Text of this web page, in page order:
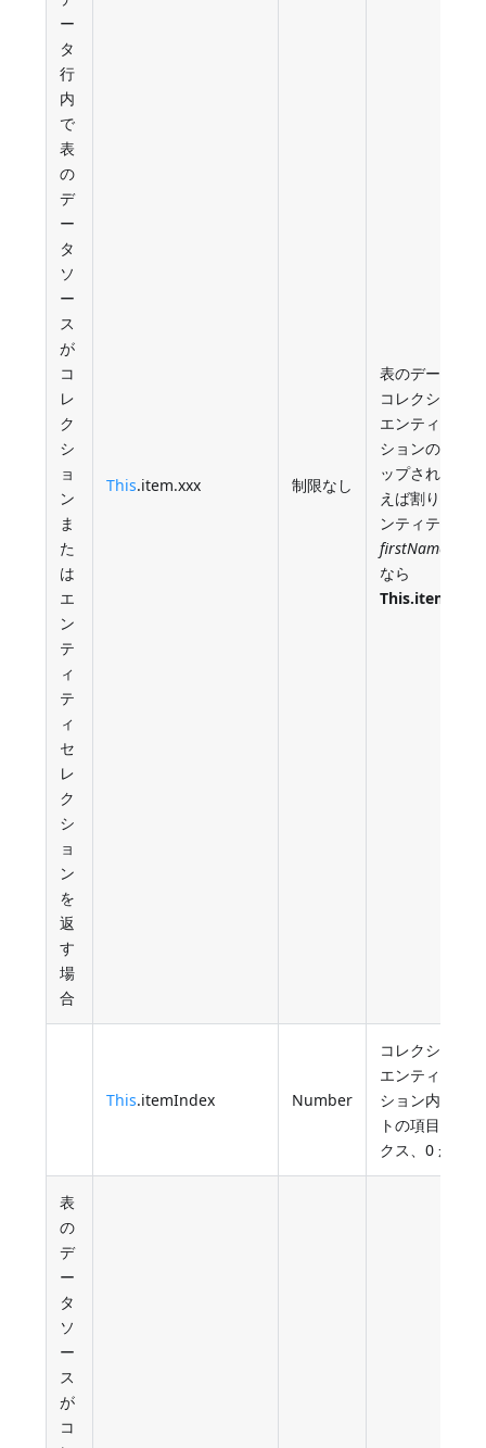
ー
タ
行
内
で
表
の
デ
ー
タ
ソ
ー
ス
が
コ
レ
ク
シ
ョ
ン
ま
た
は
エ
ン
テ
ィ
テ
ィ
セ
レ
ク
シ
ョ
ン
を
返
す
場
合
This.item.xxx 制限なし
表のデータソ
コレクション
エンティティ
ションの各項
ップされた属
えば割り当て
ンティティの
firstName
なら
This.itemIndex Number
コレクション
エンティティ
ション内での
トの項目のイ
クス、0 から
表
の
デ
ー
タ
ソ
ー
ス
が
コ